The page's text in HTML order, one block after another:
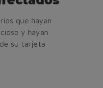
que hayan
y hayan
su tarjeta